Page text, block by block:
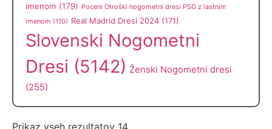
imenom (179) Poceni Otroški nogometni dresi PSG z lastnim
imenom (110) Real Madrid Dresi 2024 (171)
Slovenski Nogometni
Dresi (5142) Ženski Nogometni dresi
(255)
Prikaz vseh rezultatov 14